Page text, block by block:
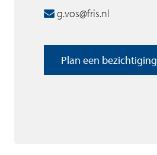
g.vos@fris.nl
Plan een bezichtiging